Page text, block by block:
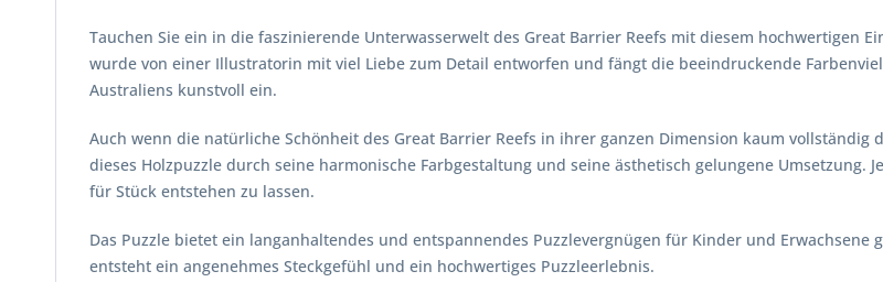
Tauchen Sie ein in die faszinierende Unterwasserwelt des Great Barrier Reefs mit diesem hochwertigen
wurde von einer Illustratorin mit viel Liebe zum Detail entworfen und fängt die beeindruckende
Australiens kunstvoll ein.
Auch wenn die natürliche Schönheit des Great Barrier Reefs in ihrer ganzen Dimension kaum
dieses Holzpuzzle durch seine harmonische Farbgestaltung und seine ästhetisch gelungene Umsetzung.
für Stück entstehen zu lassen.
Das Puzzle bietet ein langanhaltendes und entspannendes Puzzlevergnügen für Kinder und
entsteht ein angenehmes Steckgefühl und ein hochwertiges Puzzleerlebnis.